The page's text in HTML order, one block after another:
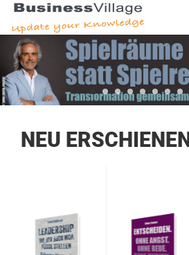
NEU